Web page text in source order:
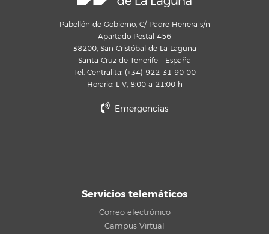
Pabellón de Gobierno, C/ Padre Herrera s/n
Apartado Postal 456
38200, San Cristóbal de La Laguna
Santa Cruz de Tenerife - España
Tel. Centralita: (+34) 922 31 90 00
Horario: L-V, 8:00 a 21:00 h
Emergencias
Servicios telemáticos
Correo electrónico
Campus Virtual